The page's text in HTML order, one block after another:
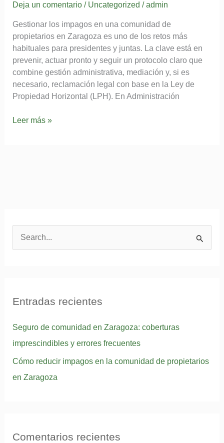
Deja un comentario / Uncategorized /admin
Gestionar los impagos en una comunidad de
propietarios en Zaragoza es uno de los retos más
habituales para presidentes y juntas. La clave está en
prevenir, actuar pronto y seguir un protocolo claro que
combine gestión administrativa, mediación y, si es
necesario, reclamación legal con base en la Ley de
Propiedad Horizontal (LPH). En Administración
Cómo
Zaragoza
Leer más »
u
a
p
o
r
:
Entradas recientes
Seguro de comunidad en Zaragoza: coberturas
imprescindibles y errores frecuentes
Cómo reducir impagos en la comunidad de propietarios
en Zaragoza
Comentarios recientes